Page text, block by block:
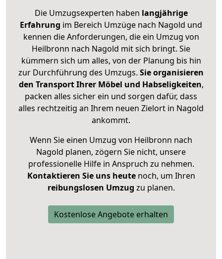
Die Umzugsexperten haben langjährige
Erfahrung im Bereich Umzüge nach Nagold und
kennen die Anforderungen, die ein Umzug von
Heilbronn nach Nagold mit sich bringt. Sie
kümmern sich um alles, von der Planung bis hin
zur Durchführung des Umzugs. Sie organisieren
den Transport Ihrer Möbel und Habseligkeiten,
packen alles sicher ein und sorgen dafür, dass
alles rechtzeitig an Ihrem neuen Zielort in Nagold
ankommt.
Wenn Sie einen Umzug von Heilbronn nach
Nagold planen, zögern Sie nicht, unsere
professionelle Hilfe in Anspruch zu nehmen.
Kontaktieren Sie uns heutenoch, um Ihren
reibungslosen Umzug zu planen.
Kostenlose Angebote erhalten